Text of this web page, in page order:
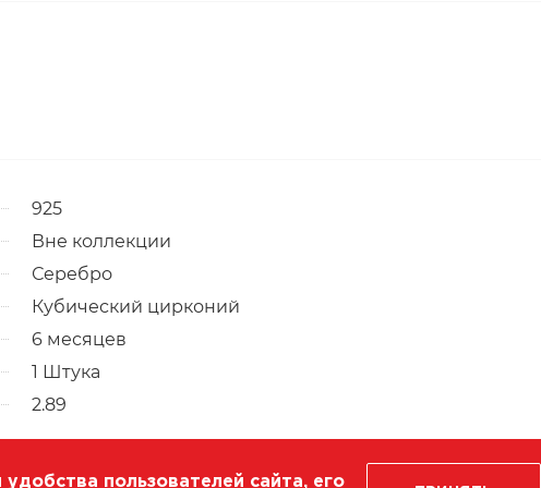
925
Вне коллекции
Серебро
Кубический цирконий
6 месяцев
1 Штука
2.89
пользователей сайта, его